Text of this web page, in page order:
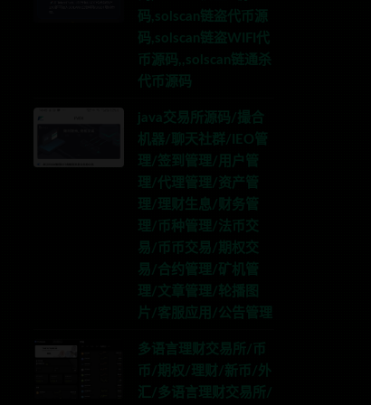
码,solscan链盗代币源
码,solscan链盗WIFI代
币源码,,solscan链通杀
代币源码
java交易所源码/撮合
机器/聊天社群/IEO管
理/签到管理/用户管
理/代理管理/资产管
理/理财生息/财务管
理/币种管理/法币交
易/币币交易/期权交
易/合约管理/矿机管
理/文章管理/轮播图
片/客服应用/公告管理
多语言理财交易所/币
币/期权/理财/新币/外
汇/多语言理财交易所/